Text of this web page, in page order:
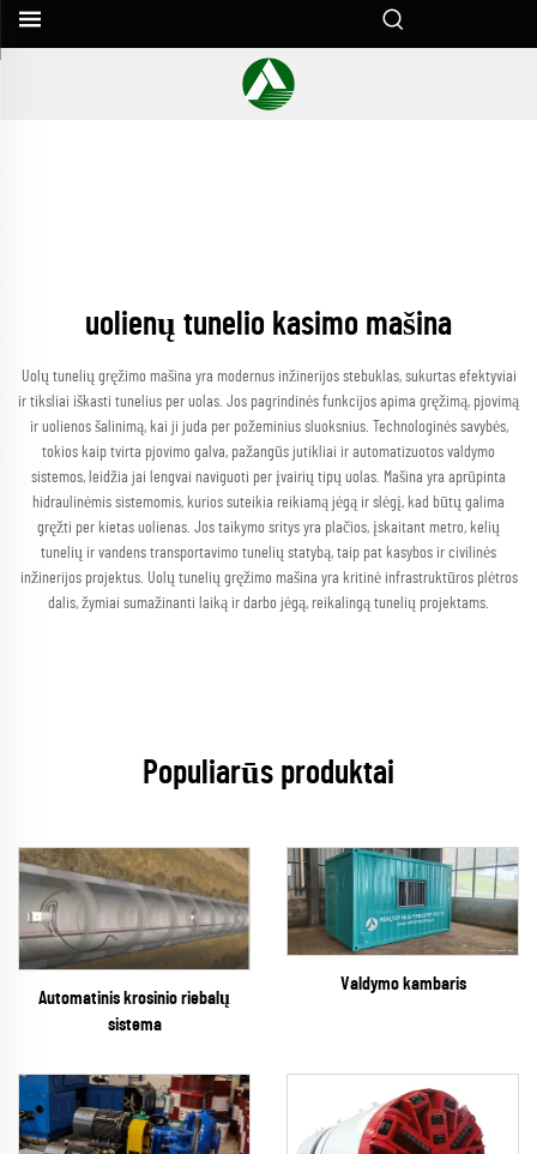
uolienų tunelio kasimo mašina
Uolų tunelių gręžimo mašina yra modernus inžinerijos stebuklas, sukurtas efektyviai
ir tiksliai iškasti tunelius per uolas. Jos pagrindinės funkcijos apima gręžimą, pjovimą
ir uolienos šalinimą, kai ji juda per požeminius sluoksnius. Technologinės savybės,
tokios kaip tvirta pjovimo galva, pažangūs jutikliai ir automatizuotos valdymo
sistemos, leidžia jai lengvai naviguoti per įvairių tipų uolas. Mašina yra aprūpinta
hidraulinėmis sistemomis, kurios suteikia reikiamą jėgą ir slėgį, kad būtų galima
gręžti per kietas uolienas. Jos taikymo sritys yra plačios, įskaitant metro, kelių
tunelių ir vandens transportavimo tunelių statybą, taip pat kasybos ir civilinės
inžinerijos projektus. Uolų tunelių gręžimo mašina yra kritinė infrastruktūros plėtros
dalis, žymiai sumažinanti laiką ir darbo jėgą, reikalingą tunelių projektams.
Populiarūs produktai
Automatinis krosinio riebalų
sistema
Valdymo kambaris